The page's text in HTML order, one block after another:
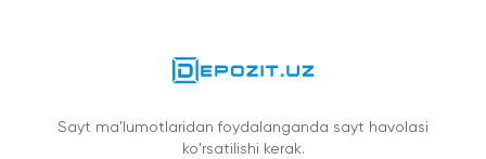
Sayt ma'lumotlaridan foydalanganda sayt havolasi
ko'rsatilishi kerak.